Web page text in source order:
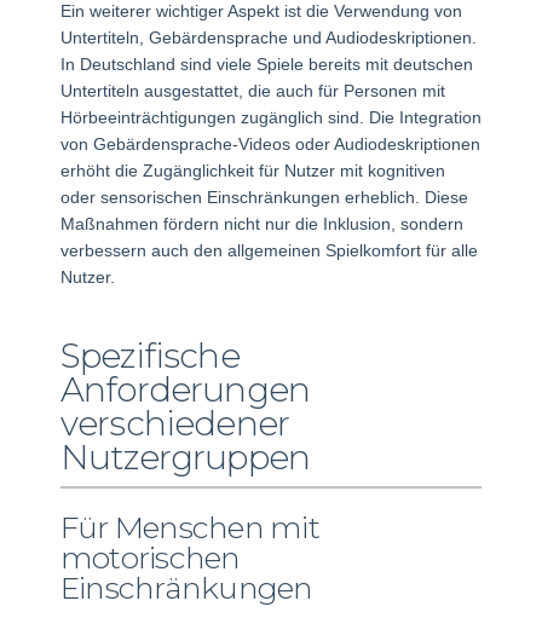
Ein weiterer wichtiger Aspekt ist die Verwendung von
Untertiteln, Gebärdensprache und Audiodeskriptionen.
In Deutschland sind viele Spiele bereits mit deutschen
Untertiteln ausgestattet, die auch für Personen mit
Hörbeeinträchtigungen zugänglich sind. Die Integration
von Gebärdensprache-Videos oder Audiodeskriptionen
erhöht die Zugänglichkeit für Nutzer mit kognitiven
oder sensorischen Einschränkungen erheblich. Diese
Maßnahmen fördern nicht nur die Inklusion, sondern
verbessern auch den allgemeinen Spielkomfort für alle
Nutzer.
Spezifische
Anforderungen
verschiedener
Nutzergruppen
Für Menschen mit
motorischen
Einschränkungen